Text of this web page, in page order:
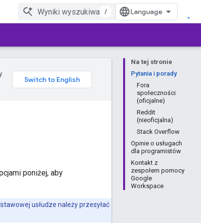
/
Na tej stronie
Pytania i porady
Fora
społeczności
(oficjalne)
Reddit
(nieoficjalna)
Stack Overflow
Opinie o usługach
dla programistów
Kontakt z
zespołem pomocy
Google
Workspace
poniżej, aby
usłudze należy przesyłać